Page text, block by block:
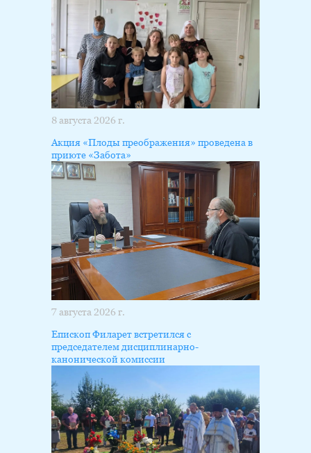
8 августа 2026 г.
Акция «Плоды преображения» проведена в
приюте «Забота»
7 августа 2026 г.
Епископ Филарет встретился с
председателем дисциплинарно-
канонической комиссии